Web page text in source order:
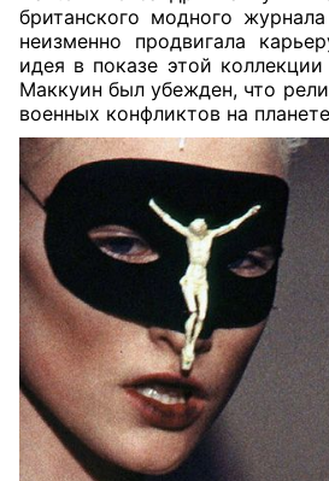
британского модного
неизменно продвигала
идея в показе этой коллекции
Маккуин был убежден, что
военных конфликтов на